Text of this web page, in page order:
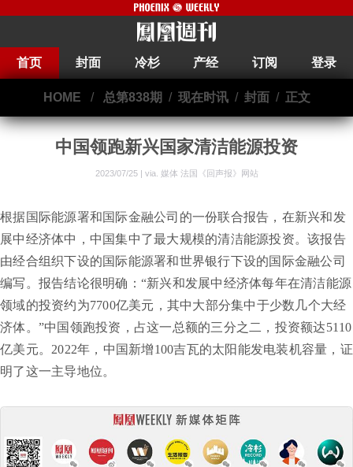
首页 封面 冷杉 产经 订阅 登录
HOME / 总第838期 / 现在时讯/ 封面/ 正文
中国领跑新兴国家清洁能源投资
2023/07/25 | via. 媒体 法国《回声报》网站
根据国际能源署和国际金融公司的一份联合报告，在新兴和发
展中经济体中，中国集中了最大规模的清洁能源投资。该报告
由经合组织下设的国际能源署和世界银行下设的国际金融公司
编写。报告结论很明确：“新兴和发展中经济体每年在清洁能源
领域的投资约为7700亿美元，其中大部分集中于少数几个大经
济体。”中国领跑投资，占这一总额的三分之二，投资额达5110
亿美元。2022年，中国新增100吉瓦的太阳能发电装机容量，证
明了这一主导地位。